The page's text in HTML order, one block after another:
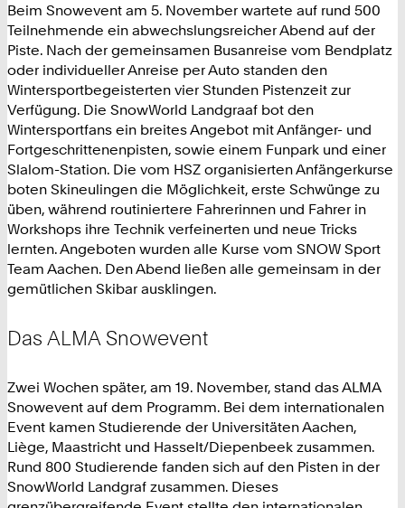
Beim Snowevent am 5. November wartete auf rund 500
Teilnehmende ein abwechslungsreicher Abend auf der
Piste. Nach der gemeinsamen Busanreise vom Bendplatz
oder individueller Anreise per Auto standen den
Wintersportbegeisterten vier Stunden Pistenzeit zur
Verfügung. Die SnowWorld Landgraaf bot den
Wintersportfans ein breites Angebot mit Anfänger- und
Fortgeschrittenenpisten, sowie einem Funpark und einer
Slalom-Station. Die vom HSZ organisierten Anfängerkurse
boten Skineulingen die Möglichkeit, erste Schwünge zu
üben, während routiniertere Fahrerinnen und Fahrer in
Workshops ihre Technik verfeinerten und neue Tricks
lernten. Angeboten wurden alle Kurse vom SNOW Sport
Team Aachen. Den Abend ließen alle gemeinsam in der
gemütlichen Skibar ausklingen.
Das ALMA Snowevent
Zwei Wochen später, am 19. November, stand das ALMA
Snowevent auf dem Programm. Bei dem internationalen
Event kamen Studierende der Universitäten Aachen,
Liège, Maastricht und Hasselt/Diepenbeek zusammen.
Rund 800 Studierende fanden sich auf den Pisten in der
SnowWorld Landgraf zusammen. Dieses